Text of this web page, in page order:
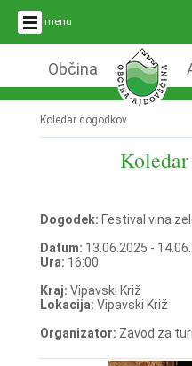
menu
Občina
Koledar dogodkov
Dogodek: Festival vina
Datum: 13.06.2025 -
Ura: 16:00
Kraj: Vipavski Križ
Lokacija: Vipavski Križ
Organizator: Zavod za